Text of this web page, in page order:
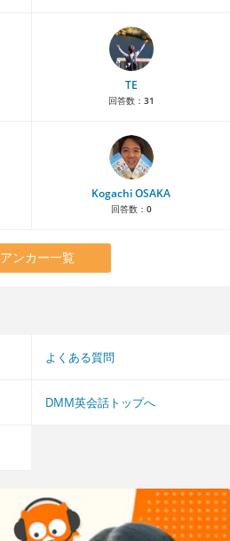
TE
回答数： 31
Kogachi OSAKA
回答数： 0
アンカー一覧
よくある質問
DMM英会話トップへ